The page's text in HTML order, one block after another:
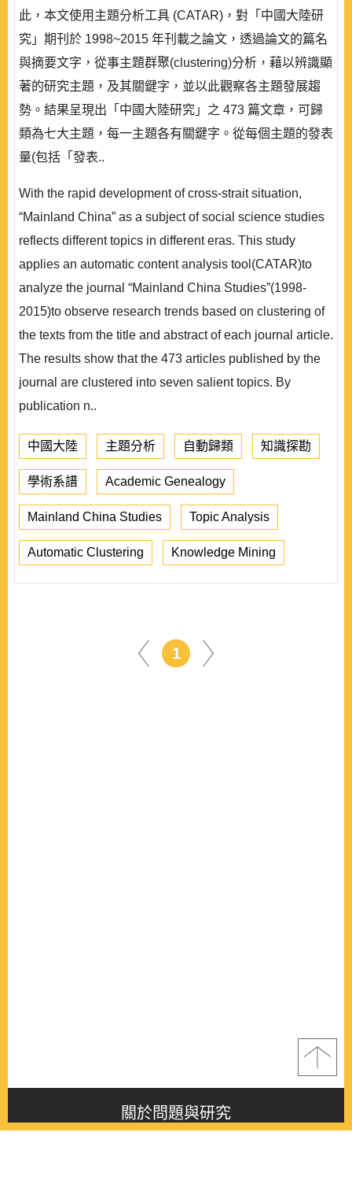
此，本文使用主題分析工具 (CATAR)，對「中國大陸研
究」期刊於 1998~2015 年刊載之論文，透過論文的篇名
與摘要文字，從事主題群聚(clustering)分析，藉以辨識顯
著的研究主題，及其關鍵字，並以此觀察各主題發展趨
勢。結果呈現出「中國大陸研究」之 473 篇文章，可歸
類為七大主題，每一主題各有關鍵字。從每個主題的發表
量(包括「發表..
With the rapid development of cross-strait situation,
“Mainland China” as a subject of social science studies
reflects different topics in different eras. This study
applies an automatic content analysis tool(CATAR)to
analyze the journal “Mainland China Studies”(1998-
2015)to observe research trends based on clustering of
the texts from the title and abstract of each journal article.
The results show that the 473 articles published by the
journal are clustered into seven salient topics. By
publication n..
中國大陸 主題分析 自動歸類 知識探勘
學術系譜 Academic Genealogy
Mainland China Studies Topic Analysis
Automatic Clustering Knowledge Mining
1
關於問題與研究
About this journal